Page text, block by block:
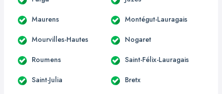
Maurens Montégut-Lauragais
Mourvilles-Hautes Nogaret
Roumens Saint-Félix-Lauragais
Saint-Julia Bretx